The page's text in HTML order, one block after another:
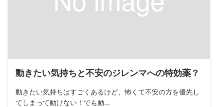
動きたい気持ちと不安のジレンマへの特効薬？
動きたい気持ちはすごくあるけど、怖くて不安の方を優先し
てしまって動けない！でも動...